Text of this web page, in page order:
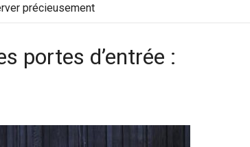
précieusement
portes d’entrée :